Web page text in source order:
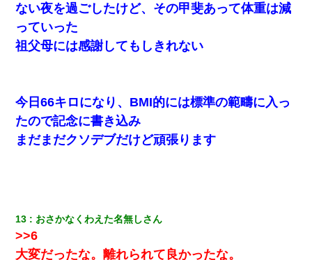
ワイ144kg彼女98kgデブカップル、1年間毎日行為しまくった結
果
彼女との行為を録画した結果→衝撃の事実が判明したｗｗｗｗｗ
ｗ
【悲報】姉と入浴中に大きくなってしまった結果ｗｗｗｗｗｗｗ
ｗ
ない夜を過ごしたけど、その甲斐あって体重は減
っていった
祖父母には感謝してもしきれない
今日66キロになり、BMI的には標準の範疇に入っ
たので記念に書き込み
まだまだクソデブだけど頑張ります
13 おさかなくわえた名無しさん
>>6
大変だったな。離れられて良かったな。